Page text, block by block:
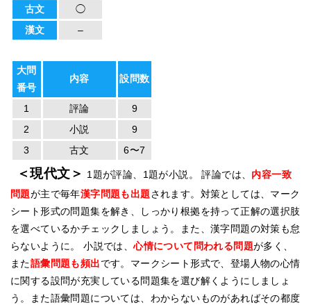
古文
◯
漢文
–
大問
番号
内容 設問数
1 評論
9
2
小説
9
3
古文 6〜7
＜現代文＞ 1題が評論、1題が小説。 評論では、 内容一致
問題が主で毎年漢字問題も出題されます。対策としては、マーク
シート形式の問題集を解き、しっかり根拠を持って正解の選択肢
を選べているかチェックしましょう。また、漢字問題の対策も怠
らないように。 小説では、心情について問われる問題が多く、
また語彙問題も頻出です。マークシート形式で、登場人物の心情
に関する設問が充実している問題集を選び解くようにしましょ
う。また語彙問題については、わからないものがあればその都度